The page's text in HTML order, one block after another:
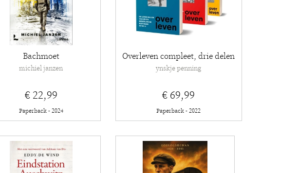
Bachmoet
michiel janzen
€ 22,99
Paperback - 2024
Overleven compleet, drie delen
ynskje penning
€ 69,99
Paperback - 2022